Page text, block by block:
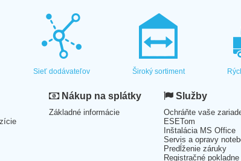
Sieť dodávateľov Široký sortiment
Nákup na splátky
Základné informácie
Služby
Ochráňte vaše
ESETom
Inštalácia MS Office
Servis a opravy
Predĺženie záruky
Registračné pokladne